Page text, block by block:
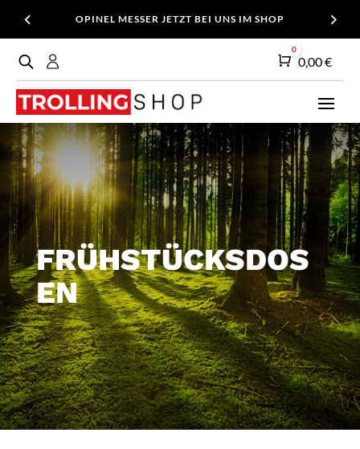
OPINEL MESSER JETZT BEI UNS IM SHOP
Warenkorb
0
0,00€
FRÜHSTÜCKSDOS
EN